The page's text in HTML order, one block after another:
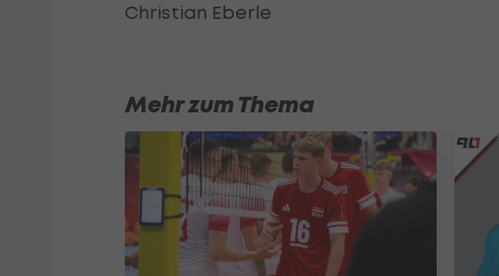
Christian Eberle
Mehr zum Thema